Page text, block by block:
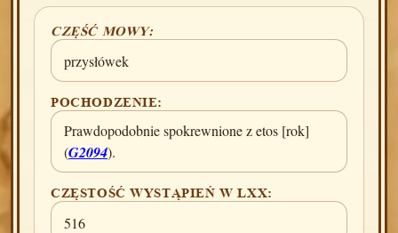
CZĘŚĆ MOWY:
przysłówek
POCHODZENIE:
Prawdopodobnie spokrewnione z etos [rok]
(G2094).
CZĘSTOŚĆ WYSTĄPIEŃ W LXX:
516